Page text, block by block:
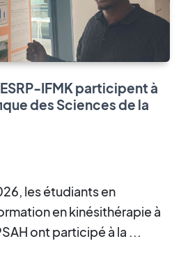
IFMK participent à
des Sciences de la
les étudiants en
en kinésithérapie à
ont participé à la ...